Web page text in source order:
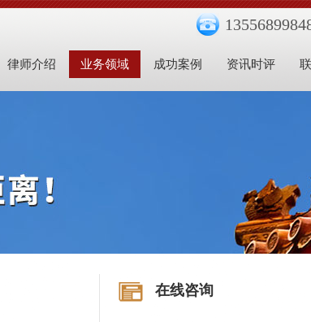
律师介绍 业务领域 成功案例 资讯时评
在线咨询